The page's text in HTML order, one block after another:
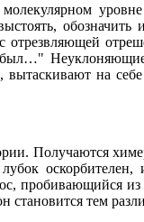
отрезвляющей
на
Получаются
пробивающийся
тем